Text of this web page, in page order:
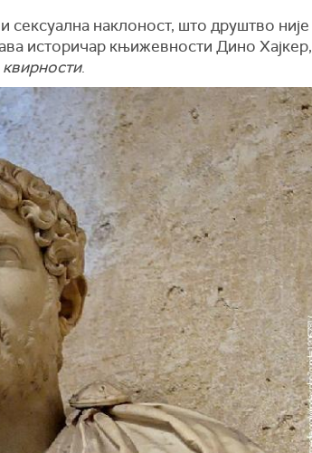
сексуална наклоност, што друштво није
историчар књижевности Дино Хајкер,
квирности.